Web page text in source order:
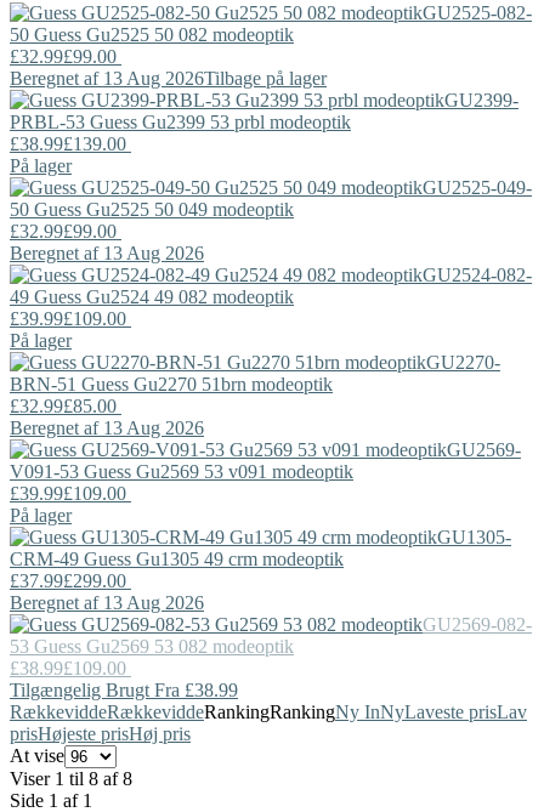
GU2525-082-
50 Guess Gu2525 50 082 modeoptik
£32.99£99.00
Beregnet af 13 Aug 2026Tilbage på lager
GU2399-
PRBL-53 Guess Gu2399 53 prbl modeoptik
£38.99£139.00
På lager
GU2525-049-
50 Guess Gu2525 50 049 modeoptik
£32.99£99.00
Beregnet af 13 Aug 2026
GU2524-082-
49 Guess Gu2524 49 082 modeoptik
£39.99£109.00
På lager
GU2270-
BRN-51 Guess Gu2270 51brn modeoptik
£32.99£85.00
Beregnet af 13 Aug 2026
GU2569-
V091-53 Guess Gu2569 53 v091 modeoptik
£39.99£109.00
På lager
GU1305-
CRM-49 Guess Gu1305 49 crm modeoptik
£37.99£299.00
Beregnet af 13 Aug 2026
GU2569-082-
53 Guess Gu2569 53 082 modeoptik
£38.99£109.00
Tilgængelig Brugt Fra £38.99
RækkeviddeRækkeviddeRankingRankingNy InNyLaveste prisLav
prisHøjeste prisHøj pris
At vise
Viser 1 til 8 af 8
Side 1 af 1